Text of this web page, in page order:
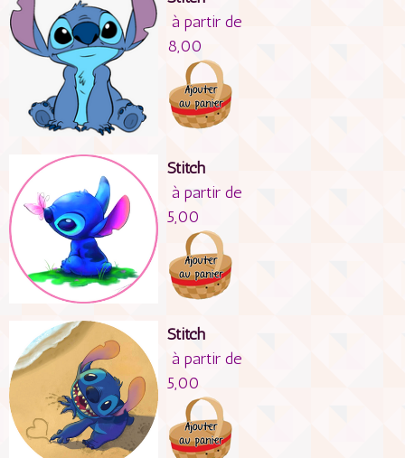
à partir de
8,00
Stitch
à partir de
5,00
Stitch
à partir de
5,00